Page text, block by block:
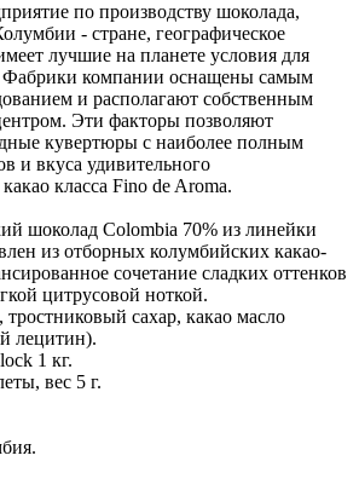
по производству шоколада,
- стране, географическое
лучшие на планете условия для
Фабрики компании оснащены самым
и располагают собственным
Эти факторы позволяют
кувертюры с наиболее полным
и вкуса удивительного
класса Fino de Aroma.
шоколад Colombia 70% из линейки
из отборных колумбийских какао-
сочетание сладких оттенков
цитрусовой ноткой.
тростниковый сахар, какао масло
лецитин).
1 кг.
вес 5 г.